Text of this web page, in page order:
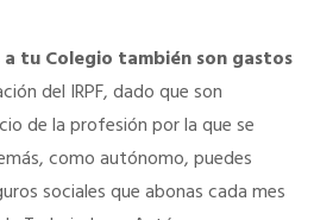
de reuniones
tu Colegio también son gastos
del IRPF, dado que son
de la profesión por la que se
como autónomo, puedes
sociales que abonas cada mes